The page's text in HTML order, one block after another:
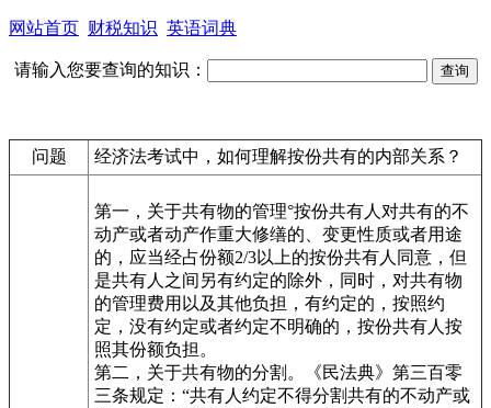
网站首页 财税知识 英语词典
请输入您要查询的知识：
问题 经济法考试中，如何理解按份共有的内部关系？
第一，关于共有物的管理°按份共有人对共有的不
动产或者动产作重大修缮的、变更性质或者用途
的，应当经占份额2/3以上的按份共有人同意，但
是共有人之间另有约定的除外，同时，对共有物
的管理费用以及其他负担，有约定的，按照约
定，没有约定或者约定不明确的，按份共有人按
照其份额负担。
第二，关于共有物的分割。《民法典》第三百零
三条规定：“共有人约定不得分割共有的不动产或